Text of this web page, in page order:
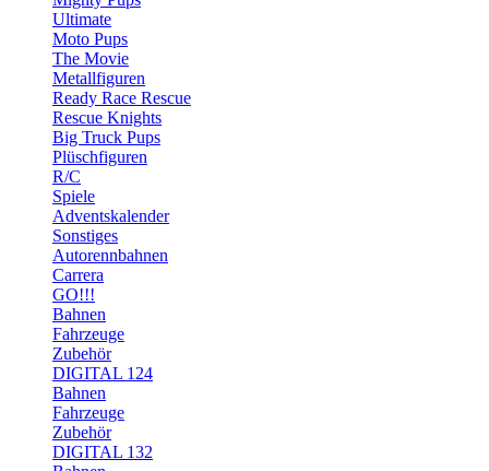
Ultimate
Moto Pups
The Movie
Metallfiguren
Ready Race Rescue
Rescue Knights
Big Truck Pups
Plüschfiguren
R/C
Spiele
Adventskalender
Sonstiges
Autorennbahnen
Carrera
GO!!!
Bahnen
Fahrzeuge
Zubehör
DIGITAL 124
Bahnen
Fahrzeuge
Zubehör
DIGITAL 132